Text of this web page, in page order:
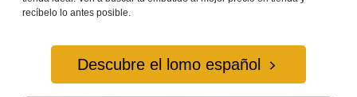
recíbelo lo antes posible.
Descubre el lomo español